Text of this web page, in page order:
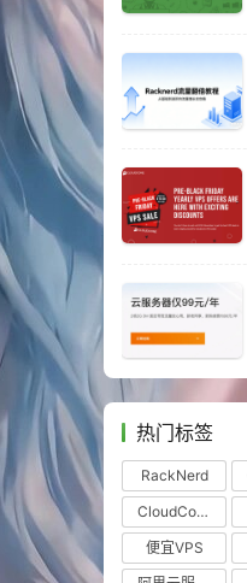
热门标签
RackNerd
CloudCone
便宜VPS